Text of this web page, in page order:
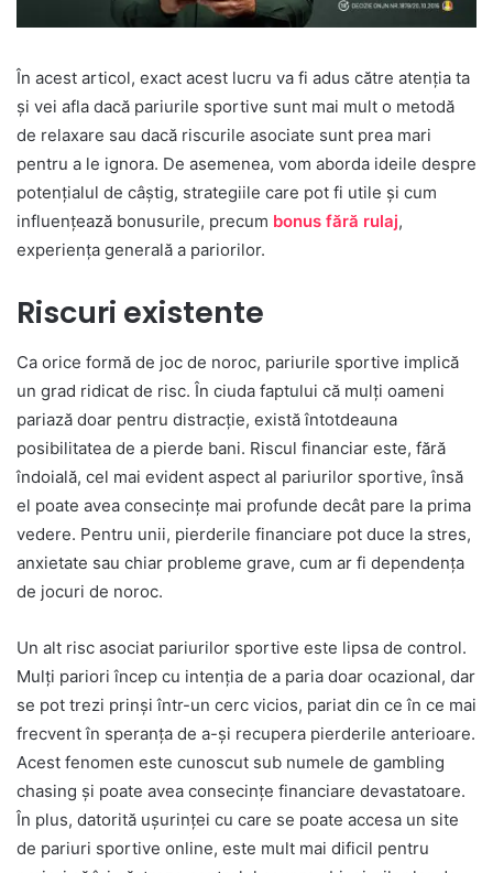
În acest articol, exact acest lucru va fi adus către atenția ta
și vei afla dacă pariurile sportive sunt mai mult o metodă
de relaxare sau dacă riscurile asociate sunt prea mari
pentru a le ignora. De asemenea, vom aborda ideile despre
potențialul de câștig, strategiile care pot fi utile și cum
influențează bonusurile, precum bonus fără rulaj,
experiența generală a pariorilor.
Riscuri existente
Ca orice formă de joc de noroc, pariurile sportive implică
un grad ridicat de risc. În ciuda faptului că mulți oameni
pariază doar pentru distracție, există întotdeauna
posibilitatea de a pierde bani. Riscul financiar este, fără
îndoială, cel mai evident aspect al pariurilor sportive, însă
el poate avea consecințe mai profunde decât pare la prima
vedere. Pentru unii, pierderile financiare pot duce la stres,
anxietate sau chiar probleme grave, cum ar fi dependența
de jocuri de noroc.
Un alt risc asociat pariurilor sportive este lipsa de control.
Mulți pariori încep cu intenția de a paria doar ocazional, dar
se pot trezi prinși într-un cerc vicios, pariat din ce în ce mai
frecvent în speranța de a-și recupera pierderile anterioare.
Acest fenomen este cunoscut sub numele de gambling
chasing și poate avea consecințe financiare devastatoare.
În plus, datorită ușurinței cu care se poate accesa un site
de pariuri sportive online, este mult mai dificil pentru